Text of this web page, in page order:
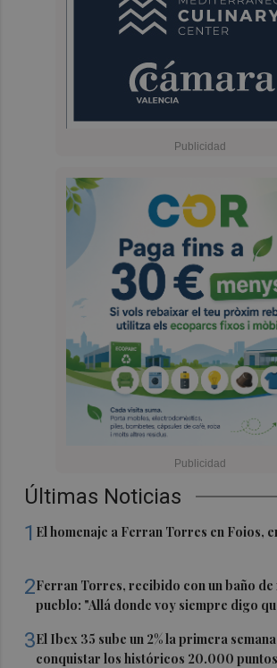
Últimas Noticias
1 El homenaje a Ferran Torres en Foios,
2Ferran Torres, recibido con un baño de
pueblo: "Allá donde voy siempre digo
3El Ibex 35 sube un 2% la primera
conquistar los históricos 20.000 puntos